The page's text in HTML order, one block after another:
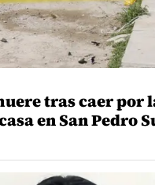
tras caer por
en San Pedro